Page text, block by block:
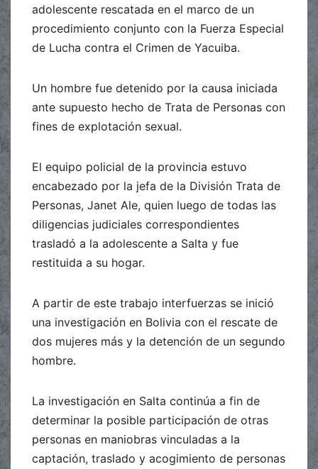
adolescente rescatada en el marco de un
procedimiento conjunto con la Fuerza Especial
de Lucha contra el Crimen de Yacuiba.
Un hombre fue detenido por la causa iniciada
ante supuesto hecho de Trata de Personas con
fines de explotación sexual.
El equipo policial de la provincia estuvo
encabezado por la jefa de la División Trata de
Personas, Janet Ale, quien luego de todas las
diligencias judiciales correspondientes
trasladó a la adolescente a Salta y fue
restituida a su hogar.
A partir de este trabajo interfuerzas se inició
una investigación en Bolivia con el rescate de
dos mujeres más y la detención de un segundo
hombre.
La investigación en Salta continúa a fin de
determinar la posible participación de otras
personas en maniobras vinculadas a la
captación, traslado y acogimiento de personas